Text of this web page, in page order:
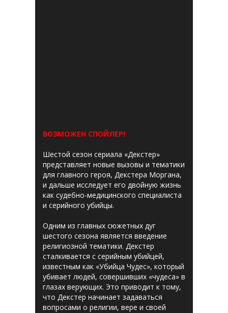
ВОЗМОЖЕН СПОЙЛЕР!
Шестой сезон сериала «Декстер»
представляет новые вызовы и тематики
для главного героя, Декстера Моргана,
и дальше исследует его двойную жизнь
как судебно-медицинского специалиста
и серийного убийцы.
Одним из главных сюжетных дуг
шестого сезона является введение
религиозной тематики. Декстер
сталкивается с серийным убийцей,
известным как «Убийца Чудес», который
убивает людей, совершивших «чудеса» в
глазах верующих. Это приводит к тому,
что Декстер начинает задаваться
вопросами о религии, вере и своей